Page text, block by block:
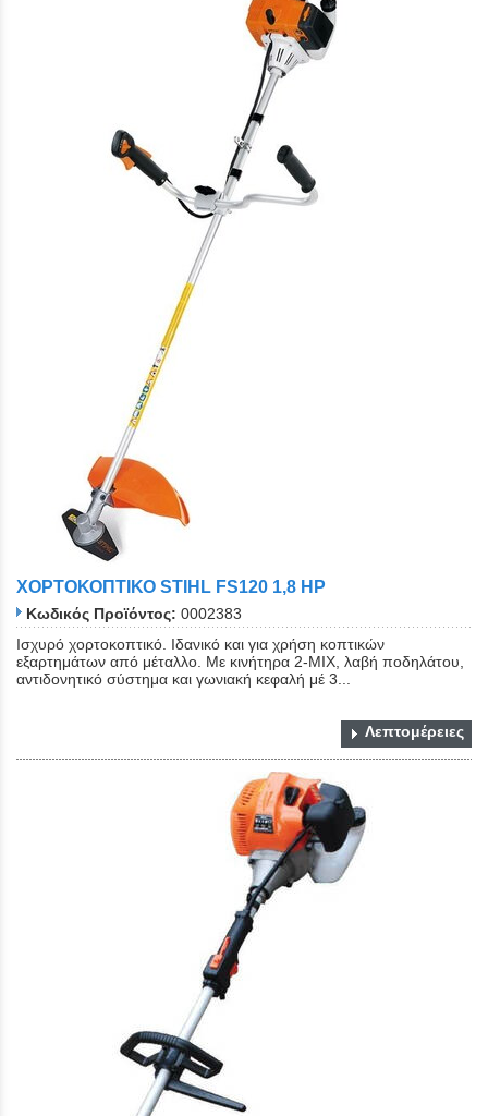
ΧΟΡΤΟΚΟΠΤΙΚΟ STIHL FS120 1,8 ΗΡ
Κωδικός Προϊόντος: 0002383
Ισχυρό χορτοκοπτικό. Ιδανικό και για χρήση κοπτικών
εξαρτημάτων από μέταλλο. Με κινήτηρα 2-ΜΙΧ, λαβή ποδηλάτου,
αντιδονητικό σύστημα και γωνιακή κεφαλή μέ 3...
Λεπτομέρειες